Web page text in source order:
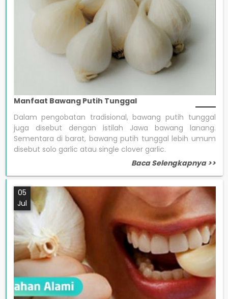
Manfaat Bawang Putih Tunggal
Dalam pengobatan tradisional, bawang putih tunggal
juga disebut dengan istilah Jawa bawang lanang.
Sementara di barat, bawang putih tunggal lebih umum
disebut solo garlic atau single clover garlic.
Baca Selengkapnya >>
05
Jul